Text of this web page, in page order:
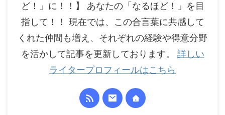
ど！」に！！】 あなたの「なるほど！」を目
指して！！ 現在では、この合言葉に共感して
くれた仲間も増え、それぞれの経験や得意分野
を活かして記事を更新しております。 詳しい
ライタープロフィールはこちら